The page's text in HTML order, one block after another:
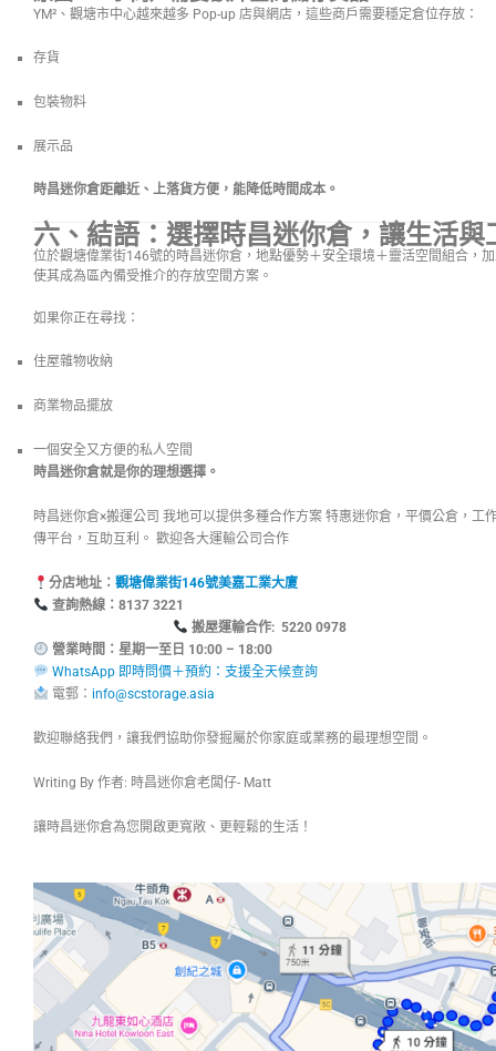
YM²、觀塘市中心越來越多 Pop-up 店與網店，這些商戶需要穩定倉位存放：
存貨
包裝物料
展示品
時昌迷你倉距離近、上落貨方便，能降低時間成本。
六、結語：選擇時昌迷你倉，讓生活與
位於觀塘偉業街146號的時昌迷你倉，地點優勢＋安全環境＋靈活空間組合，
使其成為區內備受推介的存放空間方案。
如果你正在尋找：
住屋雜物收納
商業物品擺放
一個安全又方便的私人空間
時昌迷你倉就是你的理想選擇。
時昌迷你倉×搬運公司 我地可以提供多種合作方案 特惠迷你倉，平價公倉，工
傳平台，互助互利。 歡迎各大運輸公司合作
分店地址： 觀塘偉業街146號美嘉工業大廈
查詢熱線：
搬屋運輸合作: 5220 0978
營業時間：星期一至日 10:00 – 18:00
WhatsApp 即時問價＋預約：支援全天候查詢
電郵： info@scstorage.asia
歡迎聯絡我們，讓我們協助你發掘屬於你家庭或業務的最理想空間。
Writing By 作者: 時昌迷你倉老闆仔- Matt
讓時昌迷你倉為您開啟更寬敞、更輕鬆的生活！